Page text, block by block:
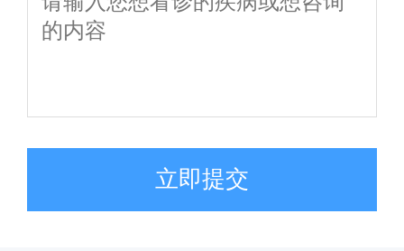
立即提交